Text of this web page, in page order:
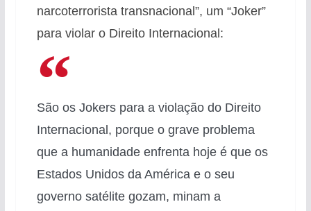
narcoterrorista transnacional”, um “Joker”
para violar o Direito Internacional:
São os Jokers para a violação do Direito
Internacional, porque o grave problema
que a humanidade enfrenta hoje é que os
Estados Unidos da América e o seu
governo satélite gozam, minam a